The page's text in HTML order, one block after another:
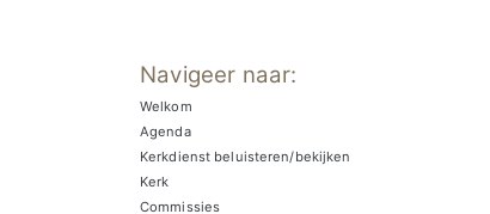
Navigeer naar:
Welkom
Agenda
Kerkdienst beluisteren/bekijken
Kerk
Commissies